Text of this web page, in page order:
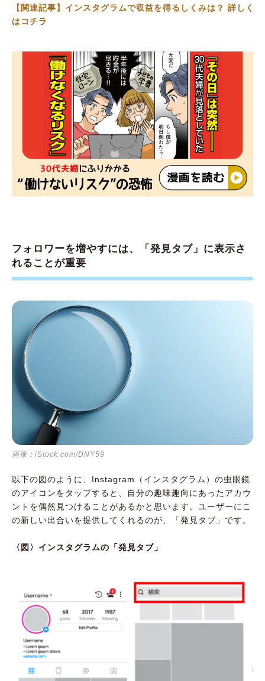
【関連記事】インスタグラムで収益を得るしくみは？ 詳しく
はコチラ
フォロワーを増やすには、「発見タブ」に表示さ
れることが重要
画像：iStock.com/DNY59
以下の図のように、Instagram（インスタグラム）の虫眼鏡
のアイコンをタップすると、自分の趣味趣向にあったアカウ
ントを偶然見つけることがあるかと思います。ユーザーにこ
の新しい出合いを提供してくれるのが、「発見タブ」です。
〈図〉インスタグラムの「発見タブ」